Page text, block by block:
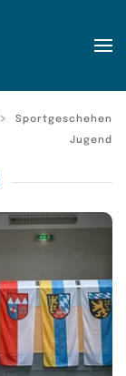
Sportgeschehen
Jugend